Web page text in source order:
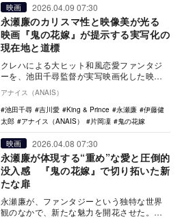
映画 2026.04.09 07:30
永瀬廉のカリスマ性と映像美が光る
映画『鬼の花嫁』が提示する実写化の
現在地と道標
クレハによる大ヒット和風恋愛ファンタジ
ーを、池田千尋監督が実写映画化した映画
人間が共存する…
アナイス（ANAIS）
池田千尋
吉川愛 King & Prince 永瀬廉
伊藤健
太郎
アナイス（ANAIS） 片岡凜 鬼の花嫁
映画 2026.04.08 07:30
永瀬廉が体現する“重め”な愛と圧倒的
没入感 『鬼の花嫁』で切り拓いた新
たな扉
永瀬廉が、ファンタジーという独特な世界
観のなかで、新たな魅力を開花させた。シ